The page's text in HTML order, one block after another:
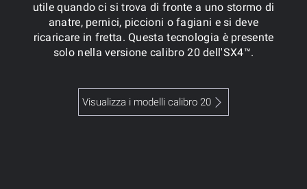
utile quando ci si trova di fronte a uno stormo di
anatre, pernici, piccioni o fagiani e si deve
ricaricare in fretta. Questa tecnologia è presente
solo nella versione calibro 20 dell'SX4™.
Visualizza i modelli calibro 20